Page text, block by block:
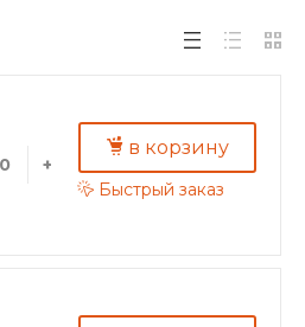
+
в корзину
Быстрый заказ